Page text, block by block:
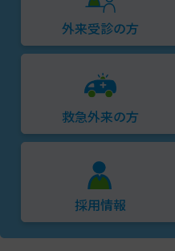
外来受診の方
救急外来の方
採用情報